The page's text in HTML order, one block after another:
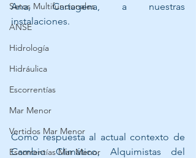
Setos Multifuncionales
ANSE
Hidrología
Hidráulica
Escorrentías
Mar Menor
Vertidos Mar Menor
Escorrentías Mar Menor
Ana, Cartagena, a nuestras
instalaciones.
Como respuesta al actual contexto de
Cambio Climático, Alquimistas del